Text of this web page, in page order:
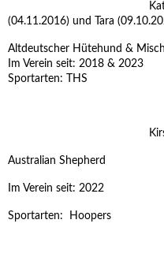
(04.11.2016) und Tara
Altdeutscher Hütehund &
Im Verein seit: 2018 & 2023
Sportarten: THS
Australian Shepherd
Im Verein seit: 2022
Sportarten: Hoopers